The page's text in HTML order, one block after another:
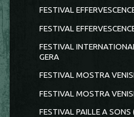
FESTIVAL
FESTIVAL
FESTIVAL
GERA
FESTIVAL MOSTRA
FESTIVAL MOSTRA
FESTIVAL PAILLE A SONS